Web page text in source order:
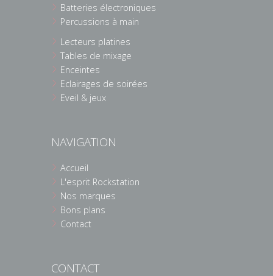
Batteries électroniques
Percussions à main
Lecteurs platines
Tables de mixage
Enceintes
Eclairages de soirées
Eveil & jeux
NAVIGATION
Accueil
L'esprit Rockstation
Nos marques
Bons plans
Contact
CONTACT